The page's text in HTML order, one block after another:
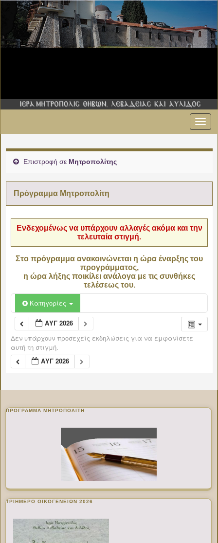
Επιστροφή σε Μητροπολίτης
Πρόγραμμα Μητροπολίτη
Ενδεχομένως να υπάρχουν αλλαγές ακόμα και την
τελευταία στιγμή.
Στο πρόγραμμα ανακοινώνεται η ώρα έναρξης του
προγράμματος,
η ώρα λήξης ποικίλει ανάλογα με τις συνθήκες
τελέσεως του.
Κατηγορίες
ΑΥΓ 2026
Δεν υπάρχουν προσεχείς εκδηλώσεις για να εμφανίσετε
αυτή τη στιγμή.
ΑΥΓ 2026
ΠΡΌΓΡΑΜΜΑ ΜΗΤΡΟΠΟΛΊΤΗ
ΤΡΙΗΜΕΡΟ ΟΙΚΟΓΕΝΕΙΩΝ 2026